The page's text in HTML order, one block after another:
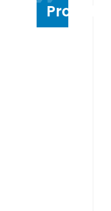
Produk